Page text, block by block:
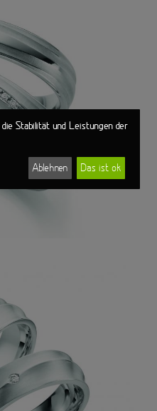
die Stabilität und Leistungen der
Ablehnen Das ist ok